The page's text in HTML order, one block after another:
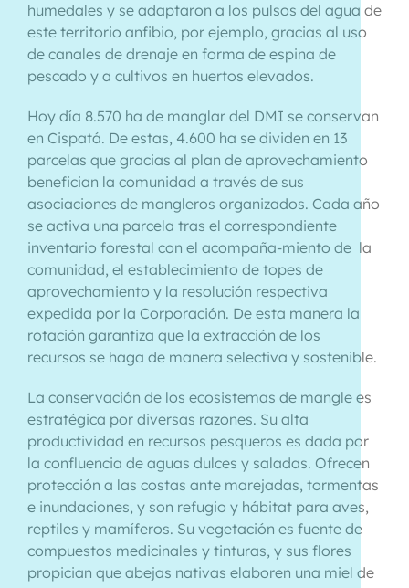
humedales y se adaptaron a los pulsos del agua de
este territorio anfibio, por ejemplo, gracias al uso
de canales de drenaje en forma de espina de
pescado y a cultivos en huertos elevados.
Hoy día 8.570 ha de manglar del DMI se conservan
en Cispatá. De estas, 4.600 ha se dividen en 13
parcelas que gracias al plan de aprovechamiento
benefician la comunidad a través de sus
asociaciones de mangleros organizados. Cada año
se activa una parcela tras el correspondiente
inventario forestal con el acompaña-miento de la
comunidad, el establecimiento de topes de
aprovechamiento y la resolución respectiva
expedida por la Corporación. De esta manera la
rotación garantiza que la extracción de los
recursos se haga de manera selectiva y sostenible.
La conservación de los ecosistemas de mangle es
estratégica por diversas razones. Su alta
productividad en recursos pesqueros es dada por
la confluencia de aguas dulces y saladas. Ofrecen
protección a las costas ante marejadas, tormentas
e inundaciones, y son refugio y hábitat para aves,
reptiles y mamíferos. Su vegetación es fuente de
compuestos medicinales y tinturas, y sus flores
propician que abejas nativas elaboren una miel de